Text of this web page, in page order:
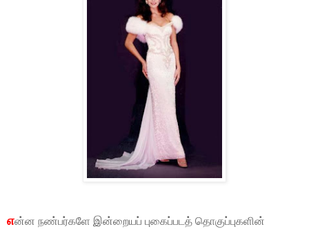
என்ன நண்பர்களே இன்றையப் புகைப்படத் தொகுப்புகளின்